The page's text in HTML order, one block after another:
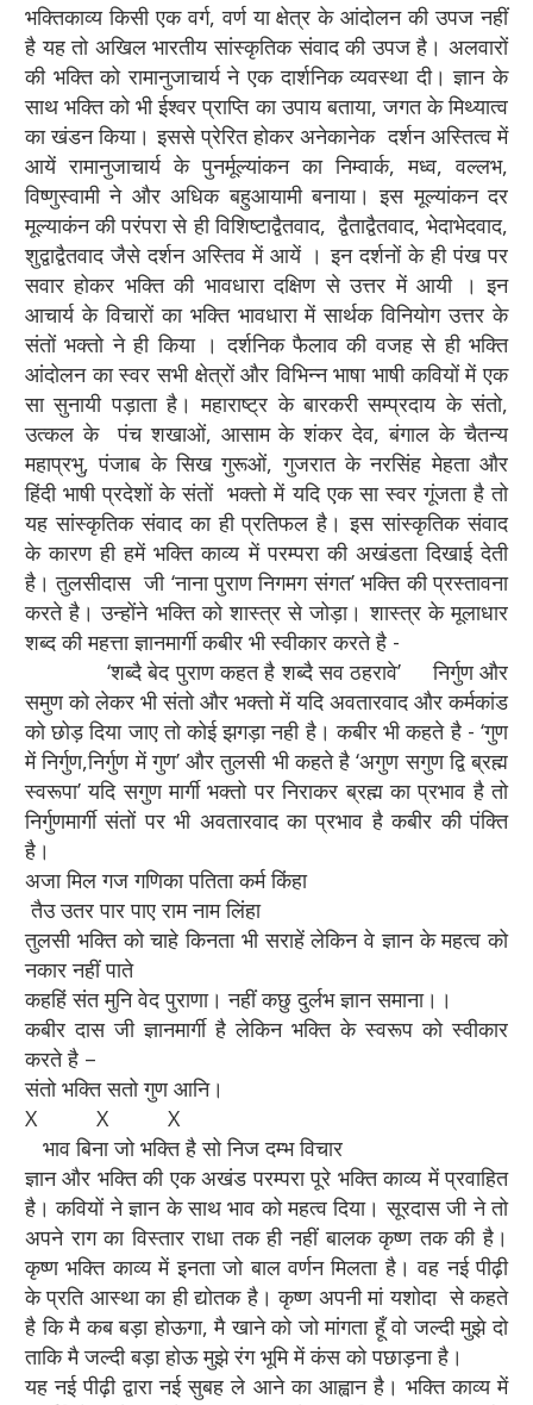
भक्तिकाव्य किसी एक वर्ग, वर्ण या क्षेत्र के आंदोलन की उपज नहीं
है यह तो अखिल भारतीय सांस्कृतिक संवाद की उपज है। अलवारों
की भक्ति को रामानुजाचार्य ने एक दार्शनिक व्यवस्था दी। ज्ञान के
साथ भक्ति को भी ईश्वर प्राप्ति का उपाय बताया, जगत के मिथ्यात्व
का खंडन किया। इससे प्रेरित होकर अनेकानेक दर्शन अस्तित्व में
आयें रामानुजाचार्य के पुनर्मूल्यांकन का निम्वार्क, मध्व, वल्लभ,
विष्णुस्वामी ने और अधिक बहुआयामी बनाया। इस मूल्यांकन दर
मूल्याकंन की परंपरा से ही विशिष्टाद्वैतवाद, द्वैताद्वैतवाद, भेदाभेदवाद,
शुद्वाद्वैतवाद जैसे दर्शन अस्तिव में आयें । इन दर्शनों के ही पंख पर
सवार होकर भक्ति की भावधारा दक्षिण से उत्तर में आयी । इन
आचार्य के विचारों का भक्ति भावधारा में सार्थक विनियोग उत्तर के
संतों भक्तो ने ही किया । दर्शनिक फैलाव की वजह से ही भक्ति
आंदोलन का स्वर सभी क्षेत्रों और विभिन्न भाषा भाषी कवियों में एक
सा सुनायी पड़ाता है। महाराष्ट्र के बारकरी सम्प्रदाय के संतो,
उत्कल के पंच शखाओं, आसाम के शंकर देव, बंगाल के चैतन्य
महाप्रभु, पंजाब के सिख गुरूओं, गुजरात के नरसिंह मेहता और
हिंदी भाषी प्रदेशों के संतों भक्तो में यदि एक सा स्वर गूंजता है तो
यह सांस्‍कृतिक संवाद का ही प्रतिफल है। इस सांस्‍कृतिक संवाद
के कारण ही हमें भक्ति काव्य में परम्परा की अखंडता दिखाई देती
है। तुलसीदास जी ‘नाना पुराण निगमग संगत’ भक्ति की प्रस्तावना
करते है। उन्होंने भक्ति को शास्त्र से जोड़ा। शास्त्र के मूलाधार
शब्द की महत्ता ज्ञानमार्गी कबीर भी स्वीकार करते है -
‘शब्दै बेद पुराण कहत है शब्दै सव ठहरावे’ निर्गुण और
समुण को लेकर भी संतो और भक्तो में यदि अवतारवाद और कर्मकांड
को छोड़ दिया जाए तो कोई झगड़ा नही है। कबीर भी कहते है - ‘गुण
में निर्गुण,निर्गुण में गुण’ और तुलसी भी कहते है ‘अगुण सगुण द्वि ब्रह्म
स्वरूपा’ यदि सगुण मार्गी भक्तो पर निराकर ब्रह्म का प्रभाव है तो
निर्गुणमार्गी संतों पर भी अवतारवाद का प्रभाव है कबीर की पंक्ति
है।
अजा मिल गज गणिका पतिता कर्म किंहा
तैउ उतर पार पाए राम नाम लिंहा
तुलसी भक्ति को चाहे किनता भी सराहें लेकिन वे ज्ञान के महत्व को
नकार नहीं पाते
कहहिं संत मुनि वेद पुराणा। नहीं कछु दुर्लभ ज्ञान समाना।।
कबीर दास जी ज्ञानमार्गी है लेकिन भक्ति के स्वरूप को स्वीकार
करते है –
संतो भक्ति सतो गुण आनि।
X X X
भाव बिना जो भक्ति है सो निज दम्भ विचार
ज्ञान और भक्ति की एक अखंड परम्परा पूरे भक्ति काव्य में प्रवाहित
है। कवियों ने ज्ञान के साथ भाव को महत्व दिया। सूरदास जी ने तो
अपने राग का विस्तार राधा तक ही नहीं बालक कृष्ण तक की है।
कृष्ण भक्ति काव्य में इनता जो बाल वर्णन मिलता है। वह नई पीढ़ी
के प्रति आस्था का ही द्योतक है। कृष्ण अपनी मां यशोदा से कहते
है कि मै कब बड़ा होऊगा, मै खाने को जो मांगता हूँ वो जल्दी मुझे दो
ताकि मै जल्दी बड़ा होऊ मुझे रंग भूमि में कंस को पछाड़ना है।
यह नई पीढ़ी द्वारा नई सुबह ले आने का आह्वान है। भक्ति काव्य में